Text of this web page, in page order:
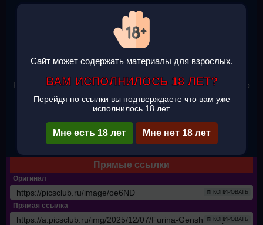
Фото Furina (Genshin Impact)
Ширина: 832 px.
Высота: 1216 px.
Формат картинки: jpeg.
Фотографии Furina (Genshin Impact) подборка картинок,
Furina (Genshin Impact) смотреть фото онлайн, скачать фото
Furina (Genshin Impact) красивые картинки скачать на
телефон (андроид и ios) на заставку.
✔ Полный размер
Прямые ссылки
Оригинал
🧾 КОПИРОВАТЬ
Прямая ссылка
🧾 КОПИРОВАТЬ
Сайт может содержать материалы для взрослых.
ВАМ ИСПОЛНИЛОСЬ 18 ЛЕТ?
Перейдя по ссылки вы подтверждаете что вам уже
исполнилось 18 лет.
Мне есть 18 лет Мне нет 18 лет